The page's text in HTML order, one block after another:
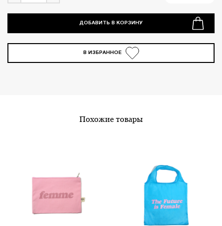
ДОБАВИТЬ В КОРЗИНУ
В ИЗБРАННОЕ
похожие товары